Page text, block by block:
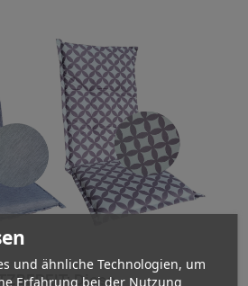
Diese
und ähnliche Technologien, um
Erfahrung bei der Nutzung